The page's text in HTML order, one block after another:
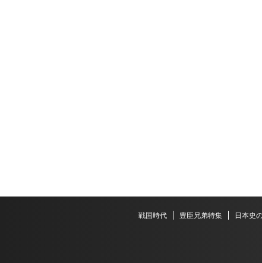
戦国時代 豊臣兄弟特集 日本史